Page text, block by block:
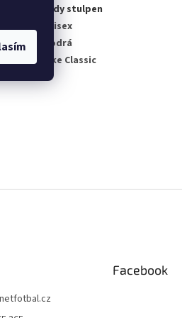
Sady stulpen
pro:
Unisex
:
Modrá
: Nike Classic
netfotbal.cz
Facebook